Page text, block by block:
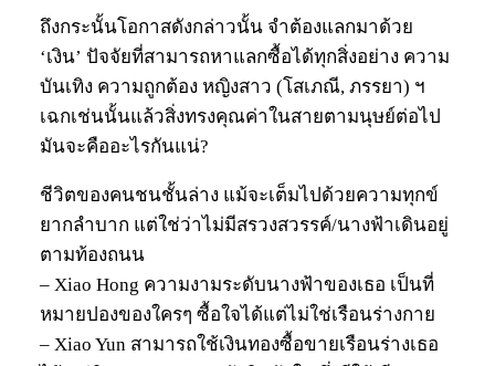
ถึงกระนั้นโอกาสดังกล่าวนั้น จำต้องแลกมาด้วย
‘เงิน’ ปัจจัยที่สามารถหาแลกซื้อได้ทุกสิ่งอย่าง ความ
บันเทิง ความถูกต้อง หญิงสาว (โสเภณี, ภรรยา) ฯ
เฉกเช่นนั้นแล้วสิ่งทรงคุณค่าในสายตามนุษย์ต่อไป
มันจะคืออะไรกันแน่?
ชีวิตของคนชนชั้นล่าง แม้จะเต็มไปด้วยความทุกข์
ยากลำบาก แต่ใช่ว่าไม่มีสรวงสวรรค์/นางฟ้าเดินอยู่
ตามท้องถนน
– Xiao Hong ความงามระดับนางฟ้าของเธอ เป็นที่
หมายปองของใครๆ ซื้อใจได้แต่ไม่ใช่เรือนร่างกาย
– Xiao Yun สามารถใช้เงินทองซื้อขายเรือนร่างเธอ